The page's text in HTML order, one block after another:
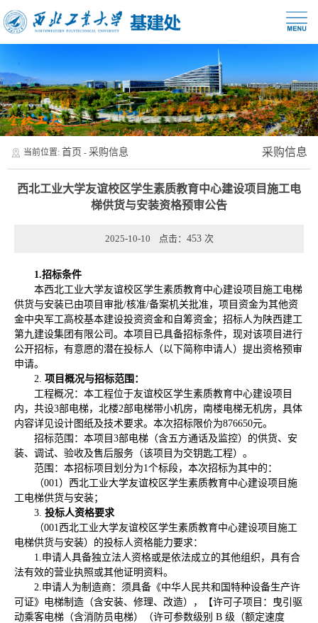
当前位置: 首页 - 采购信息 采购信息
西北工业大学友谊校区学生素质教育中心建设项目施工电
梯供货与安装资格预审公告
2025-10-10 点击： 453 次
1.招标条件
本西北工业大学友谊校区学生素质教育中心建设项目施工电梯
供货与安装已由项目审批/核准/备案机关批准，项目资金为其他资
金中央军工高校基本建设投资资金和自筹资金；招标人为陕西建工
第九建设集团有限公司。本项目已具备招标条件，现对该项目进行
公开招标，有意愿的潜在投标人（以下简称申请人）提出资格预审
申请。
2. 项目概况与招标范围：
工程概况：本工程位于友谊校区学生素质教育中心建设项目
内，共设3部电梯，北楼2部电梯带小机房，南楼电梯无机房，具体
内容详见设计图纸及技术要求。本次招标限价为876650元。
招标范围：本项目3部电梯（含五方通话及监控）的供货、安
装、调试、验收及售后服务（该项目为交钥匙工程）。
范围：本招标项目划分为1个标段，本次招标为其中的：
（001）西北工业大学友谊校区学生素质教育中心建设项目施
工电梯供货与安装；
3. 投标人资格要求
（001西北工业大学友谊校区学生素质教育中心建设项目施工
电梯供货与安装）的投标人资格能力要求：
1.申请人具备独立法人资格或是依法成立的其他组织，具有合
法有效的营业执照或其他证明资料。
2.申请人为制造商：须具备《中华人民共和国特种设备生产许
可证》电梯制造（含安装、修理、改造），【许可子项目：曳引驱
动乘客电梯（含消防员电梯）（许可参数级别 B 级（额定速度